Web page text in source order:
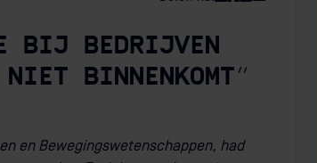
BIJ BEDRIJVEN
BINNENKOMT”
en Bewegingswetenschappen, had